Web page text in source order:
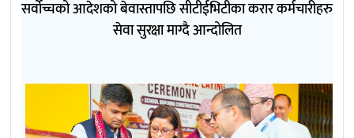
सर्वोच्चको आदेशको बेवास्तापछि सीटीईभिटीका करार कर्मचारीहरु
सेवा सुरक्षा माग्दै आन्दोलित